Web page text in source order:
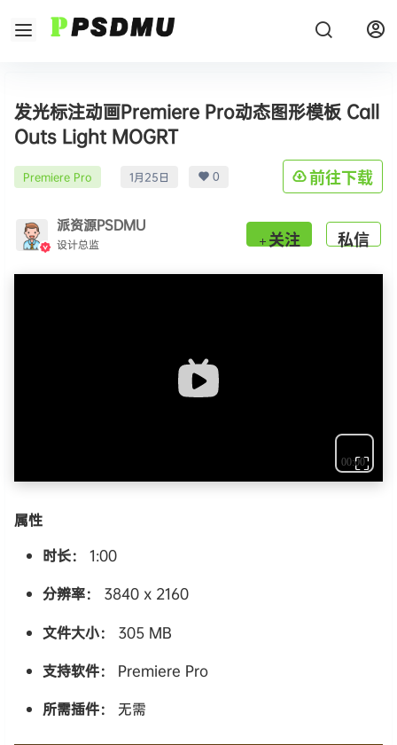
发光标注动画Premiere Pro动态图形模板 Call
Outs Light MOGRT
Premiere Pro 1月25日 0 前往下载
派资源PSDMU
设计总监 关注 私信
⛶
属性
时长：
1:00
分辨率：
3840 x 2160
文件大小：
305 MB
支持软件：
Premiere Pro
所需插件：
无需